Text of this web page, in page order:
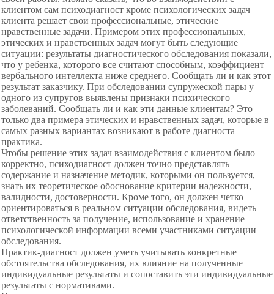
клиентом сам психодиагност кроме психологических задач
клиента решает свои профессиональные, этические
нравственные задачи. Примером этих профессиональных,
этических и нравственных задач могут быть следующие
ситуации: результаты диагностического обследования показали,
что у ребенка, которого все считают способным, коэффициент
вербального интеллекта ниже среднего. Сообщать ли и как этот
результат заказчику. При обследовании супружеской пары у
одного из супругов выявлены признаки психического
заболеваний. Сообщать ли и как эти данные клиентам? Это
только два примера этических и нравственных задач, которые в
самых разных вариантах возникают в работе диагноста
практика.
Чтобы решение этих задач взаимодействия с клиентом было
корректно, психодиагност должен точно представлять
содержание и назначение методик, которыми он пользуется,
знать их теоретическое обоснование критерии надежности,
валидности, достоверности. Кроме того, он должен четко
ориентироваться в реальном ситуации обследования, видеть
ответственность за получение, использование и хранение
психологической информации всеми участниками ситуации
обследования.
Практик-диагност должен уметь учитывать конкретные
обстоятельства обследования, их влияние на полученные
индивидуальные результаты и сопоставить эти индивидуальные
результаты с нормативами.